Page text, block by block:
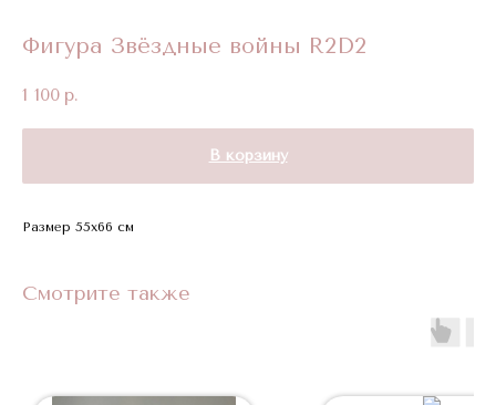
Фигура Звёздные войны R2D2
1 100 р.
В корзину
Размер 55x66 см
Смотрите также